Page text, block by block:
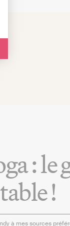
: le
!
à mes sources